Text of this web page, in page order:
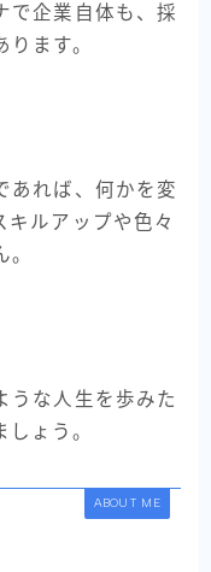
で企業自体も、採
ます。
あれば、何かを変
キルアップや色々
うな人生を歩みた
ょう。
ABOUT ME